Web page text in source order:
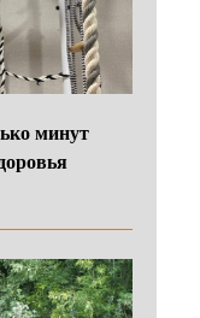
минут